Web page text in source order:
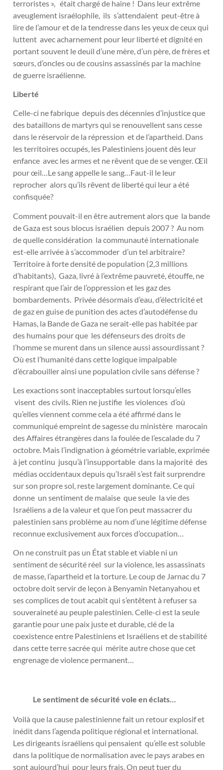
terroristes », était chargé de haine ! Dans leur extrême
aveuglement israélophile, ils s’attendaient peut-être à
lire de l’amour et de la tendresse dans les yeux de ceux qui
luttent avec acharnement pour leur liberté et dignité en
portant souvent le deuil d’une mère, d’un père, de frères et
sœurs, d’oncles ou de cousins assassinés par la machine
de guerre israélienne.
Liberté
Celle-ci ne fabrique depuis des décennies d’injustice que
des bataillons de martyrs qui se renouvellent sans cesse
dans le réservoir de la répression et de l’apartheid. Dans
les territoires occupés, les Palestiniens jouent dès leur
enfance avec les armes et ne rêvent que de se venger. Œil
pour œil…Le sang appelle le sang…Faut-il le leur
reprocher alors qu’ils rêvent de liberté qui leur a été
confisquée?
Comment pouvait-il en être autrement alors que la bande
de Gaza est sous blocus israélien depuis 2007 ? Au nom
de quelle considération la communauté internationale
est-elle arrivée à s’accommoder d’un tel arbitraire?
Territoire à forte densité de population (2,3 millions
d’habitants), Gaza, livré à l’extrême pauvreté, étouffe, ne
respirant que l’air de l’oppression et les gaz des
bombardements. Privée désormais d’eau, d’électricité et
de gaz en guise de punition des actes d’autodéfense du
Hamas, la Bande de Gaza ne serait-elle pas habitée par
des humains pour que les défenseurs des droits de
l’homme se murent dans un silence aussi assourdissant ?
Où est l’humanité dans cette logique impalpable
d’écrabouiller ainsi une population civile sans défense ?
Les exactions sont inacceptables surtout lorsqu’elles
visent des civils. Rien ne justifie les violences d’où
qu’elles viennent comme cela a été affirmé dans le
communiqué empreint de sagesse du ministère marocain
des Affaires étrangères dans la foulée de l’escalade du 7
octobre. Mais l’indignation à géométrie variable, exprimée
à jet continu jusqu’à l’insupportable dans la majorité des
médias occidentaux depuis qu’Israël s’est fait surprendre
sur son propre sol, reste largement dominante. Ce qui
donne un sentiment de malaise que seule la vie des
Israéliens a de la valeur et que l’on peut massacrer du
palestinien sans problème au nom d’une légitime défense
reconnue exclusivement aux forces d’occupation…
On ne construit pas un État stable et viable ni un
sentiment de sécurité réel sur la violence, les assassinats
de masse, l’apartheid et la torture. Le coup de Jarnac du 7
octobre doit servir de leçon à Benyamin Netanyahou et
ses complices de tout acabit qui s’entêtent à refuser sa
souveraineté au peuple palestinien. Celle-ci est la seule
garantie pour une paix juste et durable, clé de la
coexistence entre Palestiniens et Israéliens et de stabilité
dans cette terre sacrée qui mérite autre chose que cet
engrenage de violence permanent…
Le sentiment de sécurité vole en éclats…
Voilà que la cause palestinienne fait un retour explosif et
inédit dans l’agenda politique régional et international.
Les dirigeants israéliens qui pensaient qu’elle est soluble
dans la politique de normalisation avec le pays arabes en
sont aujourd’hui pour leurs frais. On peut tuer du